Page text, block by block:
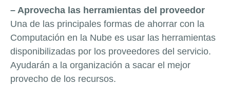
– Aprovecha las herramientas del proveedor
Una de las principales formas de ahorrar con la
Computación en la Nube es usar las herramientas
disponibilizadas por los proveedores del servicio.
Ayudarán a la organización a sacar el mejor
provecho de los recursos.